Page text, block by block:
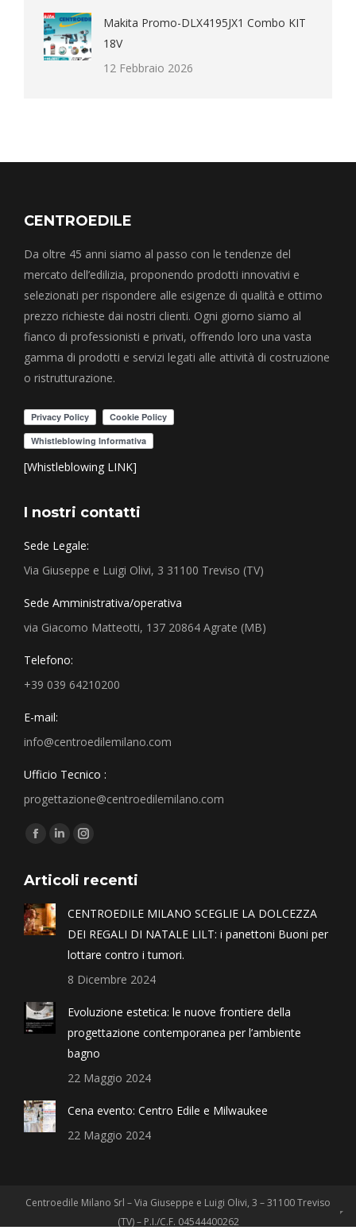
Makita Promo-DLX4195JX1 Combo KIT
18V
12 Febbraio 2026
CENTROEDILE
Da oltre 45 anni siamo al passo con le tendenze del
mercato dell’edilizia, proponendo prodotti innovativi e
selezionati per rispondere alle esigenze di qualità e ottimo
prezzo richieste dai nostri clienti. Ogni giorno siamo al
fianco di professionisti e privati, offrendo loro una vasta
gamma di prodotti e servizi legati alle attività di costruzione
o ristrutturazione.
[Whistleblowing LINK]
I nostri contatti
Sede Legale:
Via Giuseppe e Luigi Olivi, 3 31100 Treviso (TV)
Sede Amministrativa/operativa
via Giacomo Matteotti, 137 20864 Agrate (MB)
Telefono:
+39 039 64210200
E-mail:
info@centroedilemilano.com
Ufficio Tecnico :
progettazione@centroedilemilano.com
Find us on:
Articoli recenti
CENTROEDILE MILANO SCEGLIE LA DOLCEZZA
DEI REGALI DI NATALE LILT: i panettoni Buoni per
lottare contro i tumori.
8 Dicembre 2024
Evoluzione estetica: le nuove frontiere della
progettazione contemporanea per l’ambiente
bagno
22 Maggio 2024
Cena evento: Centro Edile e Milwaukee
22 Maggio 2024
Centroedile Milano Srl – Via Giuseppe e Luigi Olivi, 3 – 31100 Treviso
(TV) – P.I./C.F. 04544400262